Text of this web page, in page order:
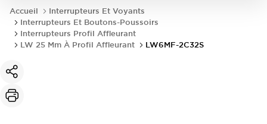
Accueil
Interrupteurs Et Voyants
Interrupteurs Et Boutons-Poussoirs
Interrupteurs Profil Affleurant
LW 25 Mm À Profil Affleurant
LW6MF-2C32S